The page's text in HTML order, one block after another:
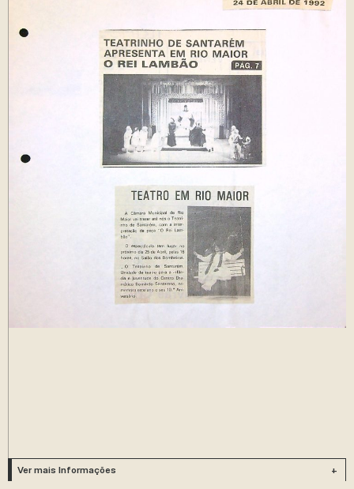
Ver mais Informações